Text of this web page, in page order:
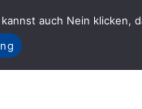
auch Nein klicken,